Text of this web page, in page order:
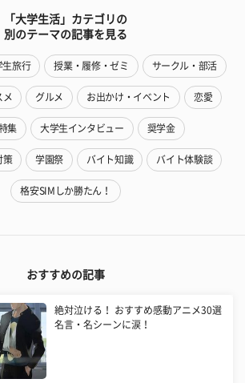
「大学生活」カテゴリの
別のテーマの記事を見る
生旅行 授業・履修・ゼミ サークル・部活
メ グルメ お出かけ・イベント 恋愛
集 大学生インタビュー 奨学金
策 学園祭 バイト知識 バイト体験談
格安SIMしか勝たん！
おすすめの記事
絶対泣ける！ おすすめ感動アニメ30選
名言・名シーンに涙！